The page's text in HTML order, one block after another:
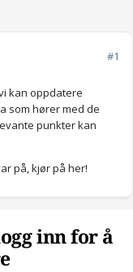
#1
kan oppdatere
som hører med de
punkter kan
på, kjør på her!
inn for å